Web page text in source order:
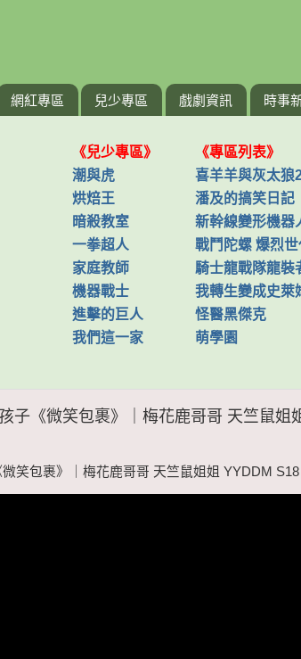
網紅專區 兒少專區 戲劇資訊 時事
《兒少專區》
《專區列表》
潮與虎
喜羊羊與灰太狼
烘焙王
潘及的搞笑日記
暗殺教室
新幹線變形機器
一拳超人
戰鬥陀螺 爆烈世
家庭教師
騎士龍戰隊龍裝
機器戰士
我轉生變成史萊
進擊的巨人
怪醫黑傑克
我們這一家
萌學園
子《微笑包裹》｜梅花鹿哥哥 天竺鼠姐
笑包裹》｜梅花鹿哥哥 天竺鼠姐姐 YYDDM S18